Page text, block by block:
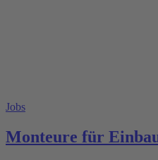
Jobs
Monteure für